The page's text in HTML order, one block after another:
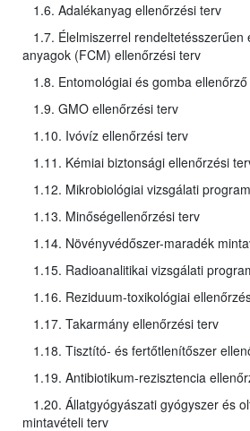
1.6. Adalékanyag ellenőrzési terv
1.7. Élelmiszerrel rendeltetésszerűen
anyagok (FCM) ellenőrzési terv
1.8. Entomológiai és gomba
1.9. GMO ellenőrzési terv
1.10. Ivóvíz ellenőrzési terv
1.11. Kémiai biztonsági ellenőrzési
1.12. Mikrobiológiai vizsgálati program
1.13. Minőségellenőrzési terv
1.14. Növényvédőszer-maradék
1.15. Radioanalitikai vizsgálati
1.16. Reziduum-toxikológiai
1.17. Takarmány ellenőrzési terv
1.18. Tisztító- és fertőtlenítőszer
1.19. Antibiotikum-rezisztencia
1.20. Állatgyógyászati gyógyszer és
mintavételi terv